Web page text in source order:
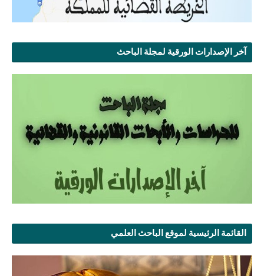
آخر الإصدارات الورقية لمجلة الباحث
القائمة الرئيسية لموقع الباحث العلمي